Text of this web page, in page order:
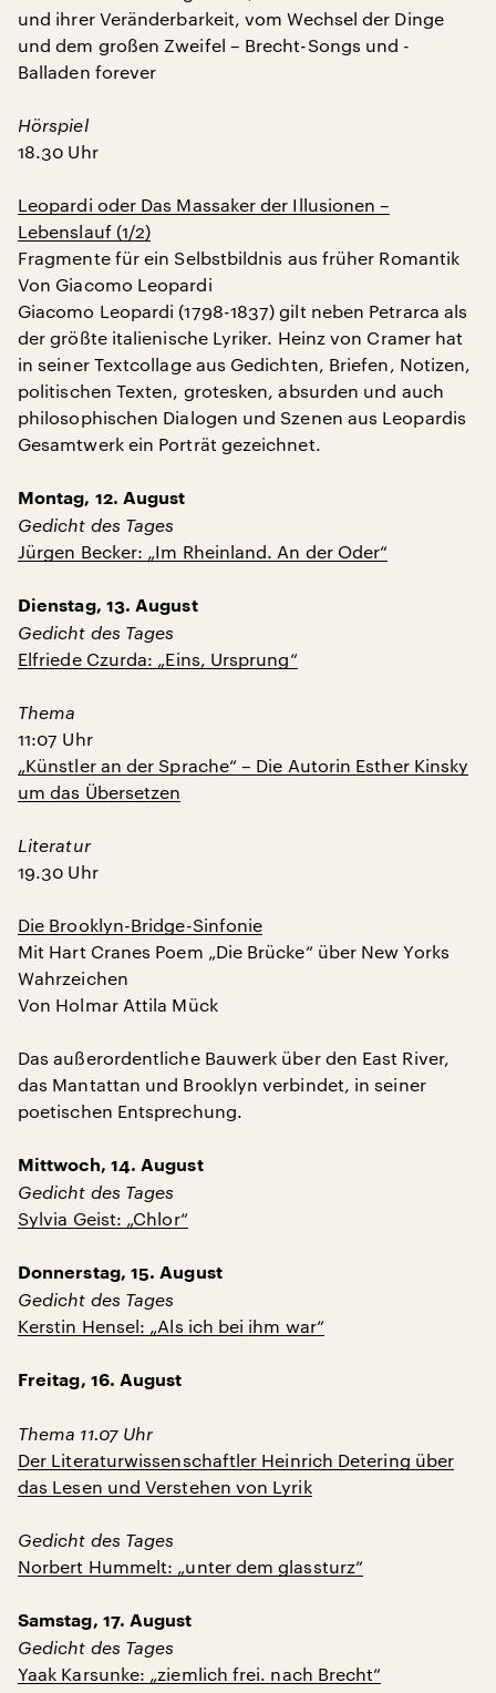
und ihrer Veränderbarkeit, vom Wechsel der Dinge
und dem großen Zweifel – Brecht-Songs und -
Balladen forever
Hörspiel
18.30 Uhr
Leopardi oder Das Massaker der Illusionen –
Lebenslauf (1/2)
Fragmente für ein Selbstbildnis aus früher Romantik
Von Giacomo Leopardi
Giacomo Leopardi (1798-1837) gilt neben Petrarca als
der größte italienische Lyriker. Heinz von Cramer hat
in seiner Textcollage aus Gedichten, Briefen, Notizen,
politischen Texten, grotesken, absurden und auch
philosophischen Dialogen und Szenen aus Leopardis
Gesamtwerk ein Porträt gezeichnet.
Montag, 12. August
Gedicht des Tages
Jürgen Becker: „Im Rheinland. An der Oder“
Dienstag, 13. August
Gedicht des Tages
Elfriede Czurda: „Eins, Ursprung“
Thema
11:07 Uhr
„Künstler an der Sprache“ – Die Autorin Esther Kinsky
um das Übersetzen
Literatur
19.30 Uhr
Die Brooklyn-Bridge-Sinfonie
Mit Hart Cranes Poem „Die Brücke“ über New Yorks
Wahrzeichen
Von Holmar Attila Mück
Das außerordentliche Bauwerk über den East River,
das Mantattan und Brooklyn verbindet, in seiner
poetischen Entsprechung.
Mittwoch, 14. August
Gedicht des Tages
Sylvia Geist: „Chlor“
Donnerstag, 15. August
Gedicht des Tages
Kerstin Hensel: „Als ich bei ihm war“
Freitag, 16. August
Thema 11.07 Uhr
Der Literaturwissenschaftler Heinrich Detering über
das Lesen und Verstehen von Lyrik
Gedicht des Tages
Norbert Hummelt: „unter dem glassturz“
Samstag, 17. August
Gedicht des Tages
Yaak Karsunke: „ziemlich frei. nach Brecht“